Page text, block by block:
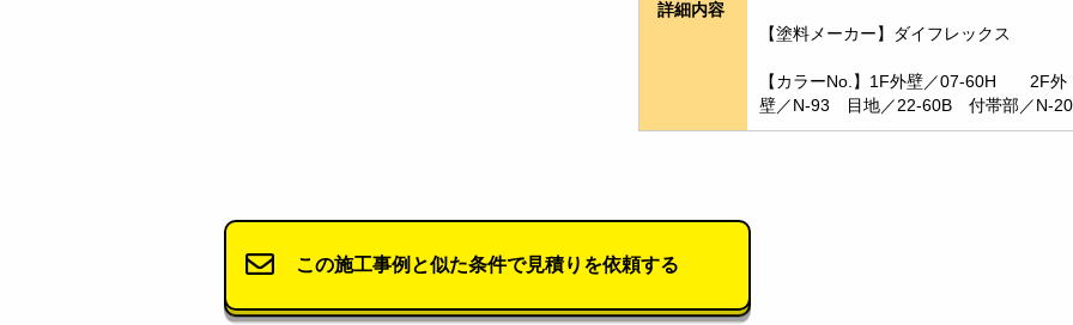
詳細内容
【塗料メーカー】ダイフレックス
【カラーNo.】1F外壁／07-60H　　2F外
壁／N-93　目地／22-60B　付帯部／N-20
この施工事例と似た条件で見積りを依頼する